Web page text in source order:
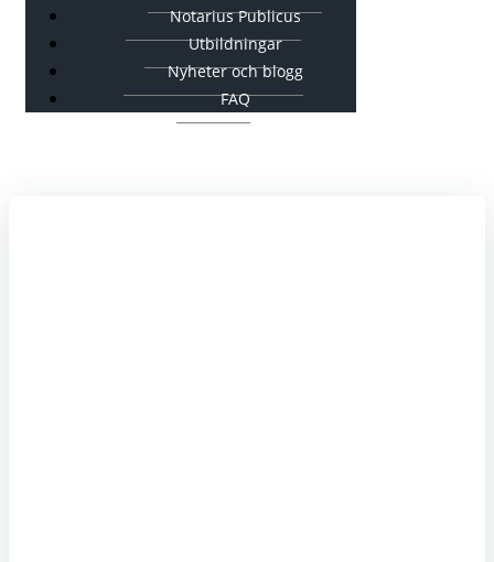
Notarius Publicus
Utbildningar
Nyheter och blogg
FAQ